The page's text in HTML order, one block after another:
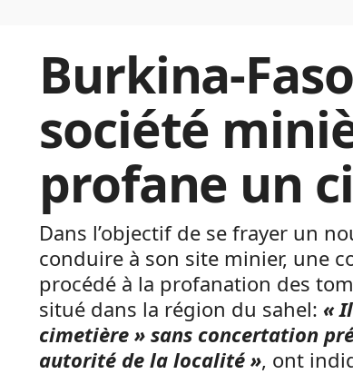
Burkina-
société
profane un
Dans l’objectif de se frayer un
conduire à son site minier, une
procédé à la profanation des
situé dans la région du sahel: «
cimetière » sans concertation
autorité de la localité », ont